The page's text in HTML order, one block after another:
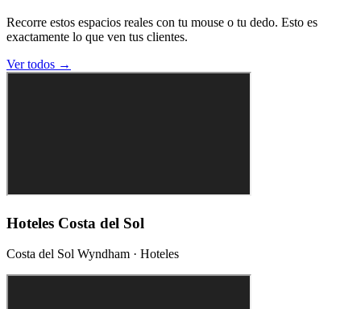
Recorre estos espacios reales con tu mouse o tu dedo. Esto es
exactamente lo que ven tus clientes.
Ver todos →
Hoteles Costa del Sol
Costa del Sol Wyndham · Hoteles